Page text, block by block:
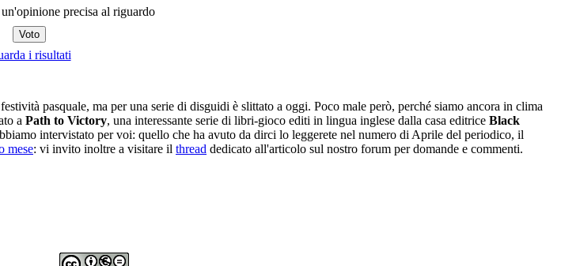
precisa al riguardo
i risultati
pasquale, ma per una serie di disguidi è slittato a oggi. Poco male però, perché siamo ancora in clima
a Path to Victory, una interessante serie di libri-gioco editi in lingua inglese dalla casa editrice Black
intervistato per voi: quello che ha avuto da dirci lo leggerete nel numero di Aprile del periodico, il
mese: vi invito inoltre a visitare il thread dedicato all'articolo sul nostro forum per domande e commenti.